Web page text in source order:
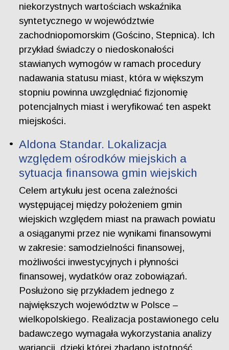
niekorzystnych wartościach wskaźnika
syntetycznego w województwie
zachodniopomorskim (Gościno, Stepnica). Ich
przykład świadczy o niedoskonałości
stawianych wymogów w ramach procedury
nadawania statusu miast, która w większym
stopniu powinna uwzględniać fizjonomię
potencjalnych miast i weryfikować ten aspekt
miejskości.
Aldona Standar. Lokalizacja
względem ośrodków miejskich a
sytuacja finansowa gmin wiejskich
Celem artykułu jest ocena zależności
występującej między położeniem gmin
wiejskich względem miast na prawach powiatu
a osiąganymi przez nie wynikami finansowymi
w zakresie: samodzielności finansowej,
możliwości inwestycyjnych i płynności
finansowej, wydatków oraz zobowiązań.
Posłużono się przykładem jednego z
największych województw w Polsce –
wielkopolskiego. Realizacja postawionego celu
badawczego wymagała wykorzystania analizy
wariancji, dzięki której zbadano istotność